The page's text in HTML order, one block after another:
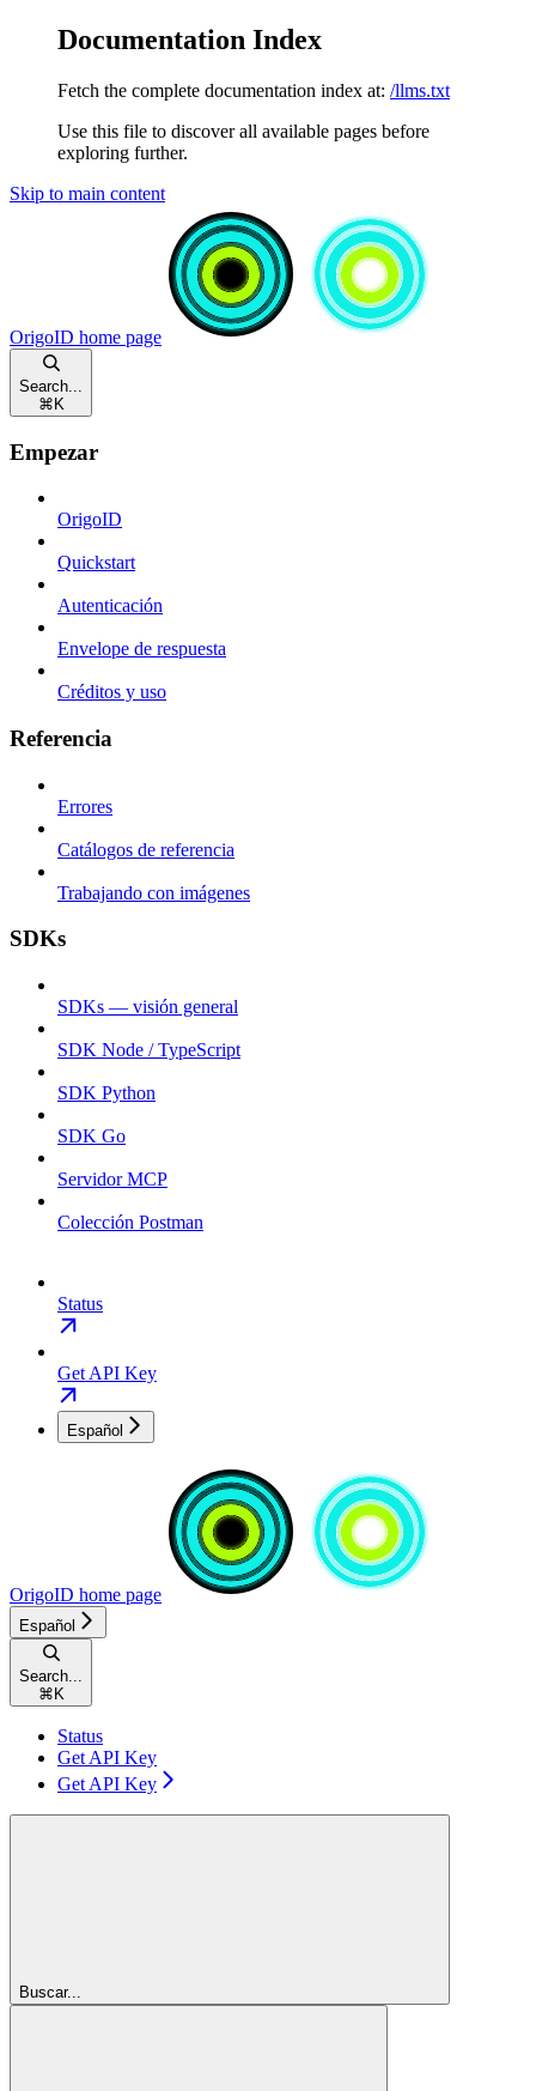
Documentation Index
Fetch the complete documentation index at: /llms.txt
Use this file to discover all available pages before
exploring further.
Skip to main content
OrigoID home page
Search...
⌘ K
Empezar
OrigoID
Quickstart
Autenticación
Envelope de respuesta
Créditos y uso
Referencia
Errores
Catálogos de referencia
Trabajando con imágenes
SDKs
SDKs — visión general
SDK Node / TypeScript
SDK Python
SDK Go
Servidor MCP
Colección Postman
Status
Get API Key
Español
OrigoID home page
Español
Search...
⌘ K
Status
Get API Key
Get API Key
Buscar...